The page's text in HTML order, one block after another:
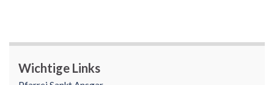
Wichtige Links